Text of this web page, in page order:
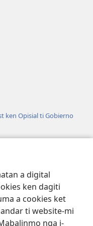
a digital
ken dagiti
a cookies ket
ti website-mi
nga i-
ken Opisial ti Gobierno